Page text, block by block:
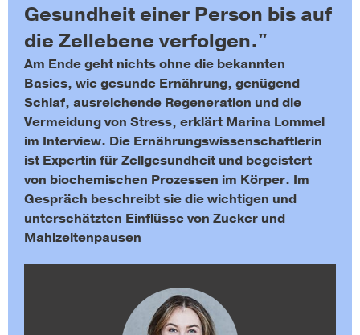
Gesundheit einer Person bis auf
die Zellebene verfolgen."
Am Ende geht nichts ohne die bekannten
Basics, wie gesunde Ernährung, genügend
Schlaf, ausreichende Regeneration und die
Vermeidung von Stress, erklärt Marina Lommel
im Interview. Die Ernährungswissenschaftlerin
ist Expertin für Zellgesundheit und begeistert
von biochemischen Prozessen im Körper. Im
Gespräch beschreibt sie die wichtigen und
unterschätzten Einflüsse von Zucker und
Mahlzeitenpausen